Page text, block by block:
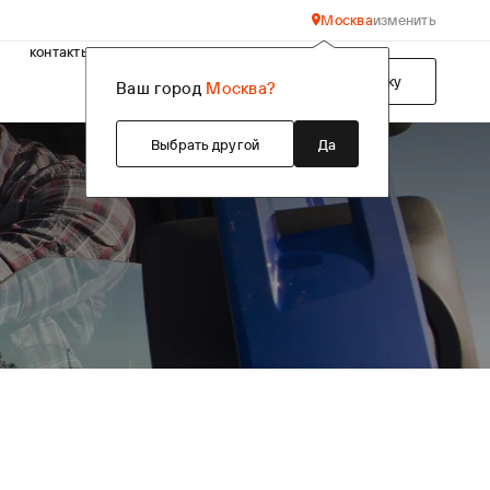
Москва
Ваш город Москва?
Выбрать другой Да
изменить
контакты
Подобрать технику